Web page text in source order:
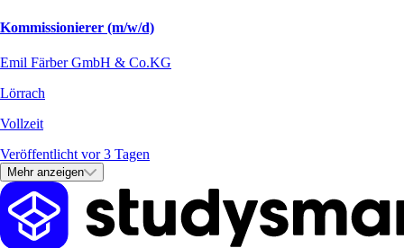
Kommissionierer (m/w/d)
Emil Färber GmbH & Co.KG
Lörrach
Vollzeit
Veröffentlicht vor 3 Tagen
Mehr anzeigen